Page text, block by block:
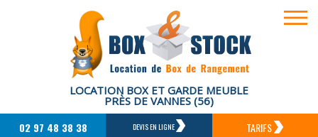
LOCATION BOX ET GARDE MEUBLE
PRÈS DE VANNES (56)
02 97 48 38 38 DEVIS EN LIGNE TARIFS